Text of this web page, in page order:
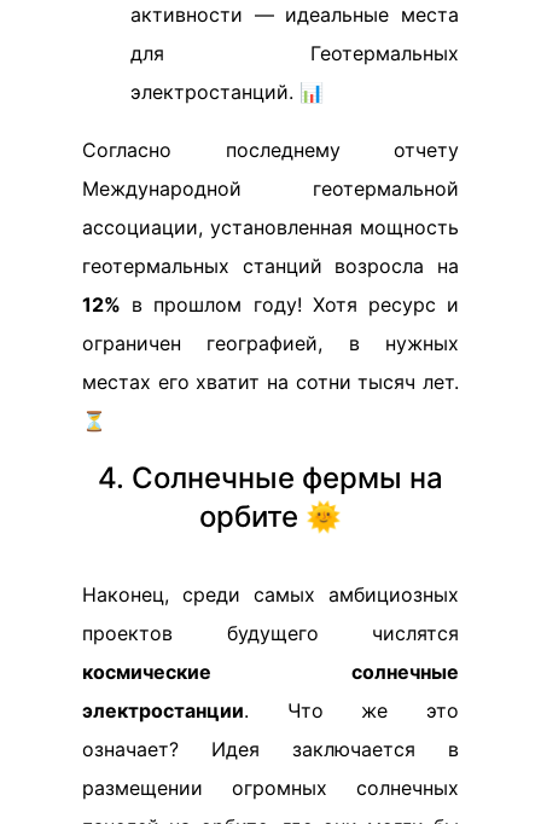
активности — идеальные места
для Геотермальных
электростанций. 📊
Согласно последнему отчету
Международной геотермальной
ассоциации, установленная мощность
геотермальных станций возросла на
12% в прошлом году! Хотя ресурс и
ограничен географией, в нужных
местах его хватит на сотни тысяч лет.
⏳
4. Солнечные фермы на
орбите 🌞
Наконец, среди самых амбициозных
проектов будущего числятся
космические солнечные
электростанции. Что же это
означает? Идея заключается в
размещении огромных солнечных